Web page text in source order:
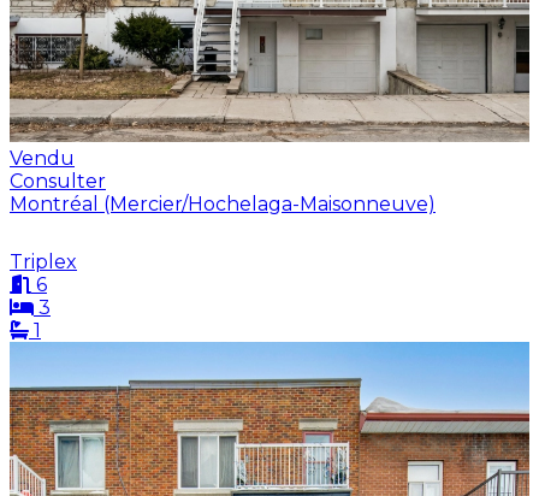
Vendu
Consulter
Montréal (Mercier/Hochelaga-Maisonneuve)
Triplex
6
3
1